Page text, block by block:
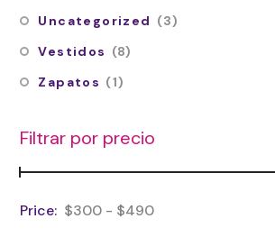
Uncategorized (3)
Vestidos (8)
Zapatos (1)
Filtrar por precio
$300 $490